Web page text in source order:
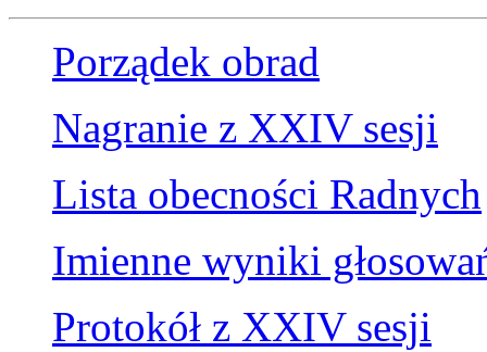
Porządek obrad
Nagranie z XXIV sesji
Lista obecności Radnych
Imienne wyniki
Protokół z XXIV sesji